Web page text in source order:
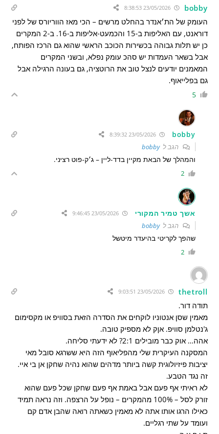
bobby
העומק של הת׳אנדר בהחלט מרשים – הכי מאז הווריורס של לפני
דוראנט, עם האליפות ב-15 והכמעט-אליפות ב-16. ב-2 המקרים
כן יש תלות גבוהה בכשירות הכוכב הראשי שהוא גם הרכז הפותח,
אבל בשאר העמדות יש סהכ עומק נפלא, ובשני המקרים
המאמנים יודעים לנצל טוב את הרוטציה, גם בעונה הרגילה אבל
גם בפלייאוף.
5
bobby
הגב לbobby
והמהלך של הבאת מקיין בדד-ליין – ג׳ק-פוט רציני.
2
אשך טמיר המקורי
הגב לbobby
שהפך לקריטי בהיעדר מיטשל
2
thetroll
23/05/2026 9:03:51
תודה דור.
מאמין שסן אנטוניו לוקחים את הסדרה הזאת בסוויפ או מקסימום
ג'נטלמן סוויפ. אןק לא מספיק טובה.
אהה… אוק כבר מובילים 2:1? לא ידעתי סליחה.
המסקנה העיקרית שלי מהפליאוף הזה היא ששרגא סובל מאי
יציבות פיזיולוגית קשה ביותר מדהים שהוא נהיה שחקן אן בי איי.
זה נגד הטבע.
לא ראיתי אף פעם אבל באמת אף פעם שחקן שכל פעם שהוא
זורק לסל – 100% מהמקרים – נופל על הרצפה. וזה נראה תמיד
כאילו הרגו אותו אתה לא מאמין כשאתה רואה שהבן אדם קם
ועומד על שתי רגליים.